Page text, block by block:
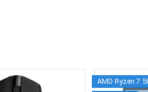
AMD Ryzen 7